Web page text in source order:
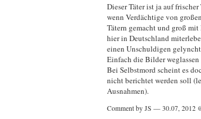
Dieser Täter ist ja auf
wenn Verdächtige von
Tätern gemacht und groß
hier in Deutschland
einen Unschuldigen
Einfach die Bilder
Bei Selbstmord scheint es
nicht berichtet werden soll
Ausnahmen).
Comment by JS — 30.07, 2012